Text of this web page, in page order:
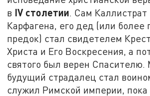
в IVстолетии. Сам
Карфагена, его дед (или более
предок) стал свидетелем
Христа и Его Воскресения, а
святого был верен
будущий страдалец стал
служил Римской империи, пока